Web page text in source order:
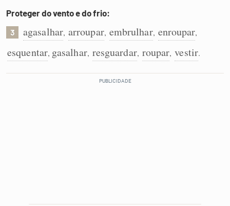
Dicionário
Proteger do vento e do frio:
3 agasalhar, arroupar, embrulhar, enroupar,
esquentar, gasalhar, resguardar, roupar, vestir.